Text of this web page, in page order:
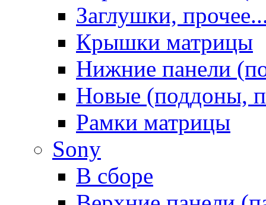
Заглушки,
Крышки матрицы
Нижние панели
Новые (поддоны,
Рамки матрицы
Sony
В сборе